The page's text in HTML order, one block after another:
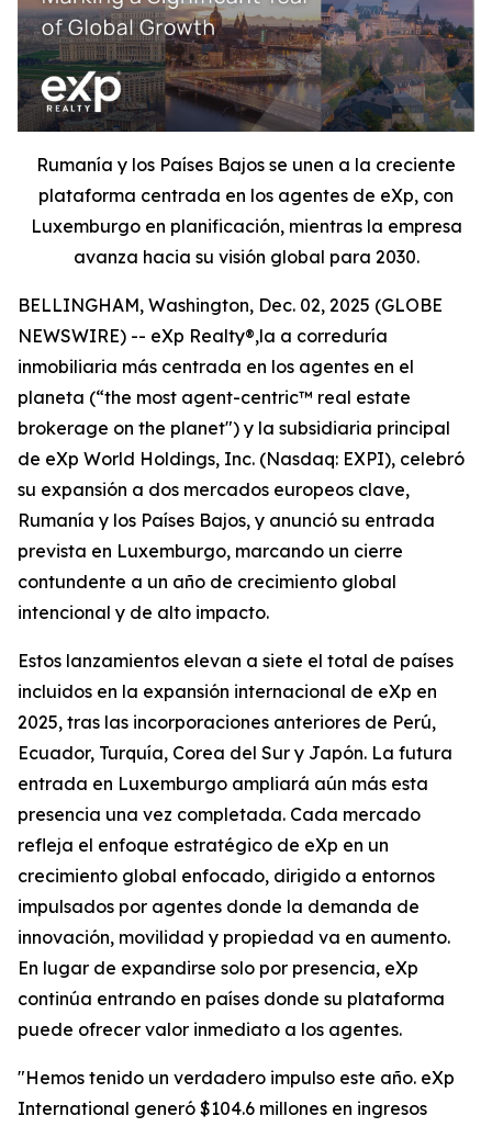
Rumanía y los Países Bajos se unen a la creciente
plataforma centrada en los agentes de eXp, con
Luxemburgo en planificación, mientras la empresa
avanza hacia su visión global para 2030.
BELLINGHAM, Washington, Dec. 02, 2025 (GLOBE
NEWSWIRE) -- eXp Realty®,la a correduría
inmobiliaria más centrada en los agentes en el
planeta (“the most agent-centric™ real estate
brokerage on the planet") y la subsidiaria principal
de eXp World Holdings, Inc. (Nasdaq: EXPI), celebró
su expansión a dos mercados europeos clave,
Rumanía y los Países Bajos, y anunció su entrada
prevista en Luxemburgo, marcando un cierre
contundente a un año de crecimiento global
intencional y de alto impacto.
Estos lanzamientos elevan a siete el total de países
incluidos en la expansión internacional de eXp en
2025, tras las incorporaciones anteriores de Perú,
Ecuador, Turquía, Corea del Sur y Japón. La futura
entrada en Luxemburgo ampliará aún más esta
presencia una vez completada. Cada mercado
refleja el enfoque estratégico de eXp en un
crecimiento global enfocado, dirigido a entornos
impulsados por agentes donde la demanda de
innovación, movilidad y propiedad va en aumento.
En lugar de expandirse solo por presencia, eXp
continúa entrando en países donde su plataforma
puede ofrecer valor inmediato a los agentes.
"Hemos tenido un verdadero impulso este año. eXp
International generó $104.6 millones en ingresos